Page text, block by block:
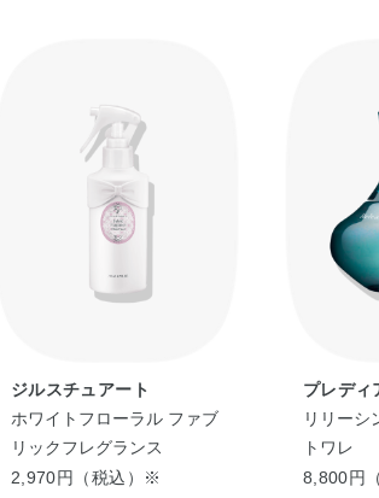
ジルスチュアート
ホワイトフローラル ファブ
リックフレグランス
2,970円（税込）※
プレディ
リリーシ
トワレ
8,800円